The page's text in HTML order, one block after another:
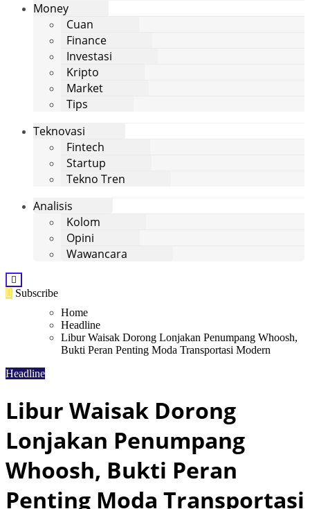
Money
Cuan
Finance
Investasi
Kripto
Market
Tips
Teknovasi
Fintech
Startup
Tekno Tren
Analisis
Kolom
Opini
Wawancara
Subscribe
Home
Headline
Libur Waisak Dorong Lonjakan Penumpang Whoosh,
Bukti Peran Penting Moda Transportasi Modern
Headline
Libur Waisak Dorong
Lonjakan Penumpang
Whoosh, Bukti Peran
Penting Moda Transportasi